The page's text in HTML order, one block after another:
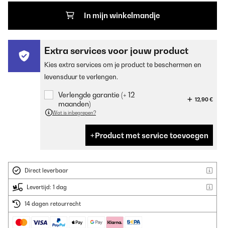
In mijn winkelmandje
Extra services voor jouw product
Kies extra services om je product te beschermen en
levensduur te verlengen.
Verlengde garantie (+ 12
maanden)
12,90 €
Wat is inbegrepen?
Product met service toevoegen
Direct leverbaar
Levertijd: 1 dag
14 dagen retourrecht